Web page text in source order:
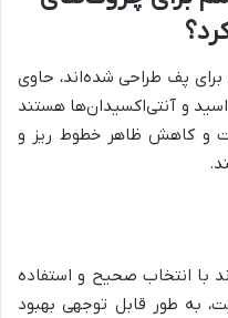
پف طراحی شده‌اند، حاوی
اسید و آنتی‌اکسیدان‌ها هستند
و کاهش ظاهر خطوط ریز و
با انتخاب صحیح و استفاده
به طور قابل توجهی بهبود